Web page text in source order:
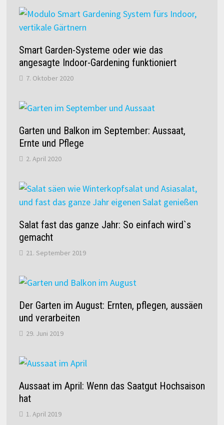
Smart Garden-Systeme oder wie das
angesagte Indoor-Gardening funktioniert
7. Oktober 2020
Garten und Balkon im September: Aussaat,
Ernte und Pflege
2. April 2020
Salat fast das ganze Jahr: So einfach wird`s
gemacht
21. September 2019
Der Garten im August: Ernten, pflegen, aussäen
und verarbeiten
29. Juni 2019
Aussaat im April: Wenn das Saatgut Hochsaison
hat
1. April 2019